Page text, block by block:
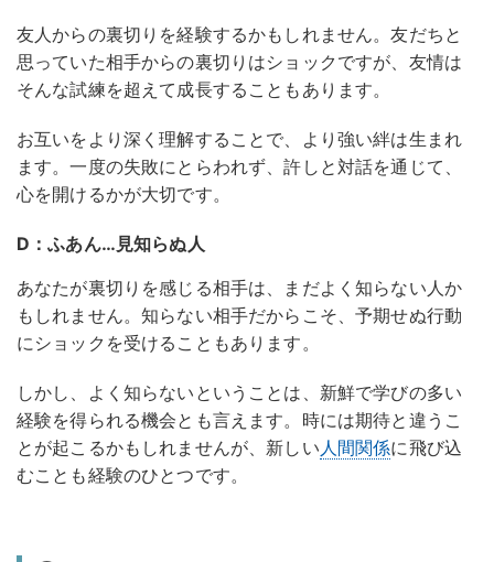
友人からの裏切りを経験するかもしれません。友だちと
思っていた相手からの裏切りはショックですが、友情は
そんな試練を超えて成長することもあります。
お互いをより深く理解することで、より強い絆は生まれ
ます。一度の失敗にとらわれず、許しと対話を通じて、
心を開けるかが大切です。
D：ふあん…見知らぬ人
あなたが裏切りを感じる相手は、まだよく知らない人か
もしれません。知らない相手だからこそ、予期せぬ行動
にショックを受けることもあります。
しかし、よく知らないということは、新鮮で学びの多い
経験を得られる機会とも言えます。時には期待と違うこ
とが起こるかもしれませんが、新しい人間関係に飛び込
むことも経験のひとつです。